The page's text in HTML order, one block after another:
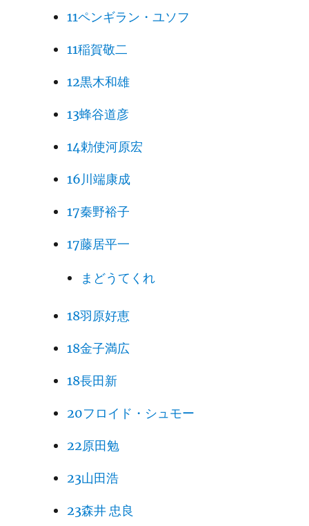
11ペンギラン・ユソフ
11稲賀敬二
12黒木和雄
13蜂谷道彦
14勅使河原宏
16川端康成
17秦野裕子
17藤居平一
まどうてくれ
18羽原好恵
18金子満広
18長田新
20フロイド・シュモー
22原田勉
23山田浩
23森井 忠良